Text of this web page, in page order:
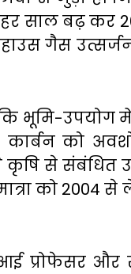
साल बढ़ कर
गैस
भूमि-उपयोग
को
से संबंधित
को
प्रोफेसर